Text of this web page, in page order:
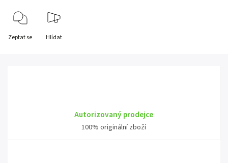
Zeptat se Hlídat
Autorizovaný prodejce
100% originální zboží